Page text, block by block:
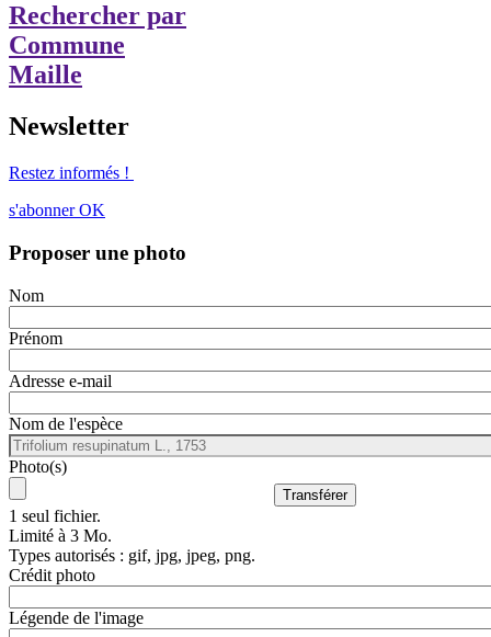
Rechercher par
Commune
Maille
Newsletter
Restez informés !
s'abonner OK
Proposer une photo
Nom
Prénom
Adresse e-mail
Nom de l'espèce
Photo(s)
1 seul fichier.
Limité à 3 Mo.
Types autorisés : gif, jpg, jpeg, png.
Crédit photo
Légende de l'image